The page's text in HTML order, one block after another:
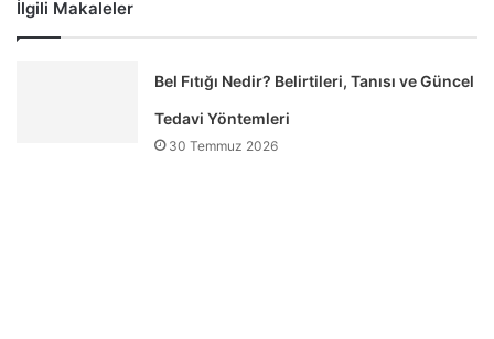
İlgili Makaleler
Bel Fıtığı Nedir? Belirtileri, Tanısı ve Güncel
Tedavi Yöntemleri
30 Temmuz 2026